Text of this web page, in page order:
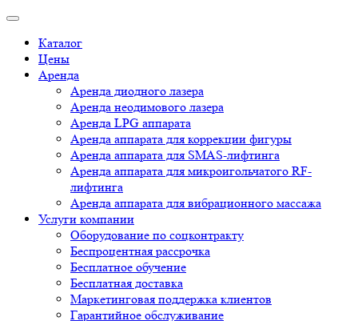
Каталог
Цены
Аренда
Аренда диодного лазера
Аренда неодимового лазера
Аренда LPG аппарата
Аренда аппарата для коррекции фигуры
Аренда аппарата для SMAS-лифтинга
Аренда аппарата для микроигольчатого RF-
лифтинга
Аренда аппарата для вибрационного массажа
Услуги компании
Оборудование по соцконтракту
Беспроцентная рассрочка
Бесплатное обучение
Бесплатная доставка
Маркетинговая поддержка клиентов
Гарантийное обслуживание